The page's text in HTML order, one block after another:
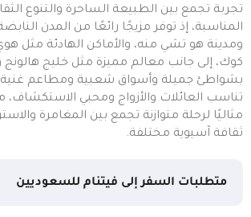
تجربة تجمع بين الطبيعة الساحرة والتنوع
المناسبة، إذ توفر مزيجًا رائعًا من المدن
ومدينة هو تشي منه، والأماكن الهادئة مثل
كوك، إلى جانب معالم مميزة مثل خليج هالونج
بشواطئ جميلة وأسواق شعبية ومطاعم غنية
تناسب العائلات والأزواج ومحبي الاستكشاف،
مثاليًا لرحلة متوازنة تجمع بين المغامرة
ثقافة آسيوية مختلفة.
متطلبات السفر إلى فيتنام للسعوديين